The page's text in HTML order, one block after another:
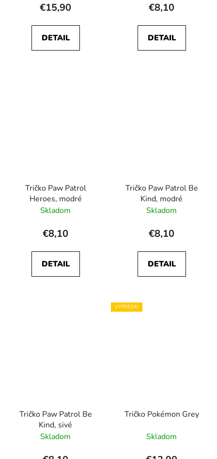
€15,90
DETAIL
€8,10
DETAIL
Tričko Paw Patrol
Heroes, modré
Skladom
€8,10
DETAIL
Tričko Paw Patrol Be
Kind, modré
Skladom
€8,10
DETAIL
Tričko Paw Patrol Be
Kind, sivé
Skladom
VÝPREDAJ
Tričko Pokémon Grey
Skladom